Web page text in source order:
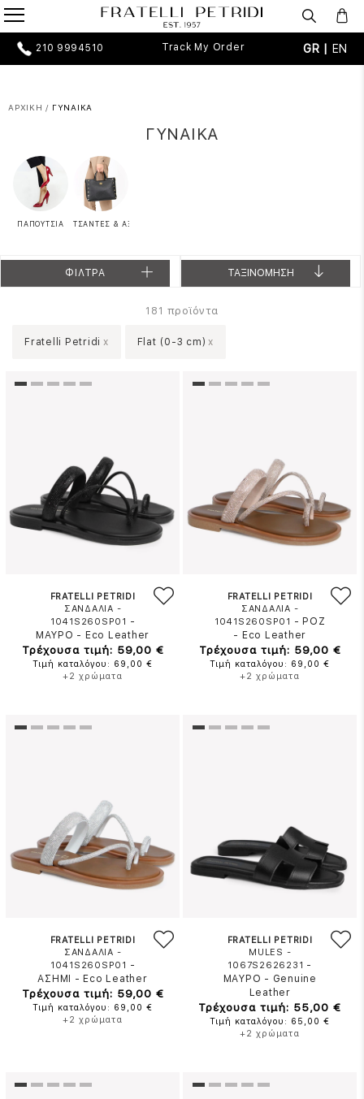
210 9994510 Track My Order GR | EN
ΑΡΧΙΚΗ / ΓΥΝΑΙΚΑ
ΓΥΝΑΙΚΑ
ΠΑΠΟΥΤΣΙΑ ΤΣΑΝΤΕΣ & ΑΞΕΣΟΥΑΡ
ΦΙΛΤΡΑ ΤΑΞΙΝΟΜΗΣΗ
181 προϊόντα
Fratelli Petridi x Flat (0-3 cm) x
FRATELLI PETRIDI
ΣΑΝΔΑΛΙΑ -
1041S260SP01 -
ΜΑΥΡΟ - Eco Leather
Τρέχουσα τιμή: 59,00 €
Τιμή καταλόγου: 69,00 €
+2 χρώματα
FRATELLI PETRIDI
ΣΑΝΔΑΛΙΑ -
1041S260SP01 - ΡΟΖ
- Eco Leather
Τρέχουσα τιμή: 59,00 €
Τιμή καταλόγου: 69,00 €
+2 χρώματα
FRATELLI PETRIDI
ΣΑΝΔΑΛΙΑ -
1041S260SP01 -
ΑΣΗΜΙ
- Eco Leather
Τρέχουσα τιμή: 59,00 €
Τιμή καταλόγου: 69,00 €
+2 χρώματα
FRATELLI PETRIDI
MULES -
1067S2626231 -
ΜΑΥΡΟ - Genuine
Leather
Τρέχουσα τιμή: 55,00 €
Τιμή καταλόγου: 65,00 €
+2 χρώματα